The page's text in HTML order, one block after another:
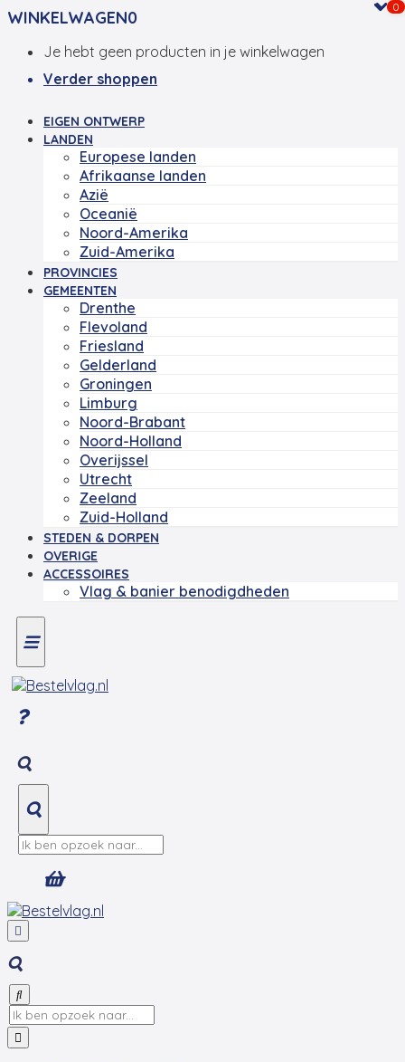
WINKELWAGEN0
Je hebt geen producten in je winkelwagen
Verder shoppen
EIGEN ONTWERP
LANDEN
Europese landen
Afrikaanse landen
Azië
Oceanië
Noord-Amerika
Zuid-Amerika
PROVINCIES
GEMEENTEN
Drenthe
Flevoland
Friesland
Gelderland
Groningen
Limburg
Noord-Brabant
Noord-Holland
Overijssel
Utrecht
Zeeland
Zuid-Holland
STEDEN & DORPEN
OVERIGE
ACCESSOIRES
Vlag & banier benodigdheden
0